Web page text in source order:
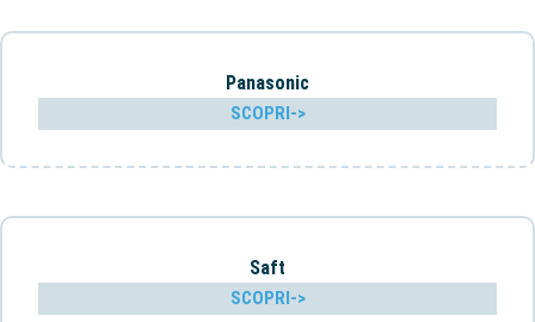
Panasonic
SCOPRI->
Saft
SCOPRI->